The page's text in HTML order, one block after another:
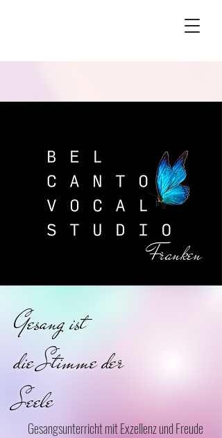
Franken
Gesang ist
die Stimme der
Seele
Gesangsunterricht mit Exzellenz und Freude